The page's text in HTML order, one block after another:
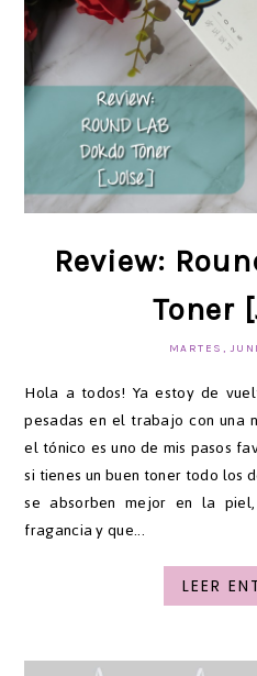
Review:
Toner
MARTES,
Hola a todos! Ya estoy de
pesadas en el trabajo con una
el tónico es uno de mis pasos
si tienes un buen toner todo los
se absorben mejor en la
fragancia y que...
LEER